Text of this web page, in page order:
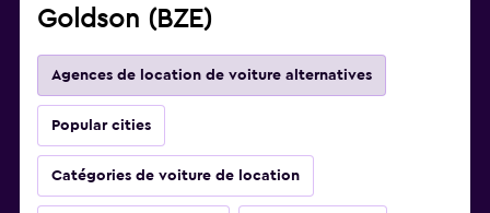
Goldson (BZE)
Agences de location de voiture alternatives
Popular cities
Catégories de voiture de location